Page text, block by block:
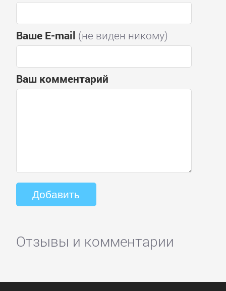
Ваше E-mail (не виден никому)
Ваш комментарий
Отзывы и комментарии